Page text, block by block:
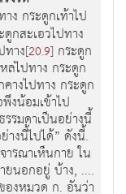
ง กระดูกเท้าไป
กสะเอวไปทาง
าง[20.9] กระดูก
ล่ไปทาง กระดูก
างไปทาง กระดูก
งน้อมเข้าไป
รมดาเป็นอย่างนี้
างนี้ไปได้” ดังนี้.
รณาเห็นกาย ใน
ยนอกอยู่ บ้าง, ....
งหมวด ก. อันว่า